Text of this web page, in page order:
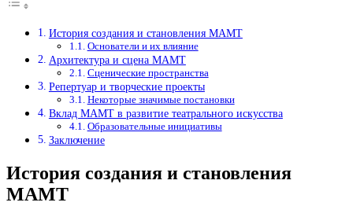
История создания и становления МАМТ
Основатели и их влияние
Архитектура и сцена МАМТ
Сценические пространства
Репертуар и творческие проекты
Некоторые значимые постановки
Вклад МАМТ в развитие театрального искусства
Образовательные инициативы
Заключение
История создания и становления
МАМТ